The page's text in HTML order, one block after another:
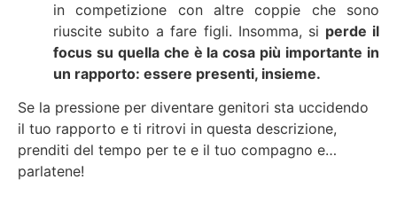
in competizione con altre coppie che sono
riuscite subito a fare figli. Insomma, si perde il
focus su quella che è la cosa più importante in
un rapporto: essere presenti, insieme.
Se la pressione per diventare genitori sta uccidendo
il tuo rapporto e ti ritrovi in questa descrizione,
prenditi del tempo per te e il tuo compagno e…
parlatene!